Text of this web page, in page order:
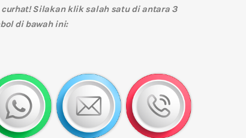
curhat! Silakan klik salah satu di antara 3
di bawah ini: